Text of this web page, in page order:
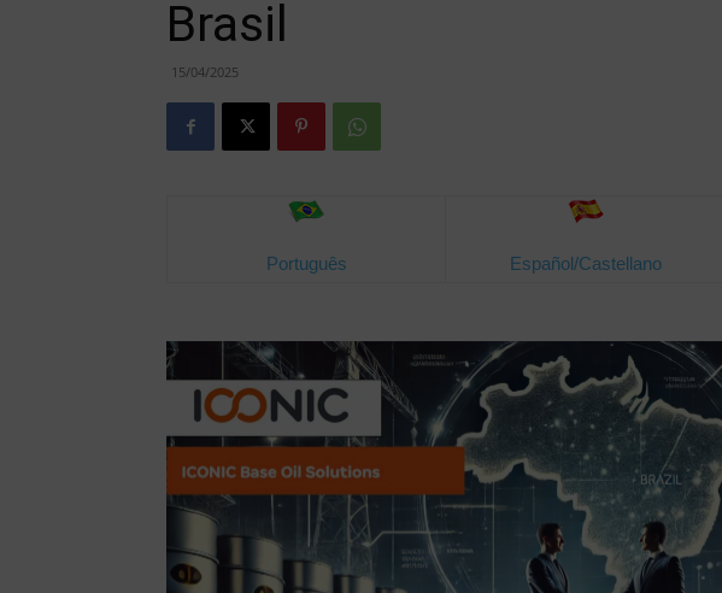
Brasil
15/04/2025
Português Español/Castellano